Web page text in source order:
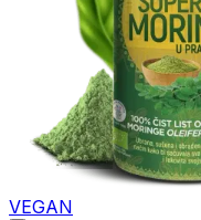
VEGAN